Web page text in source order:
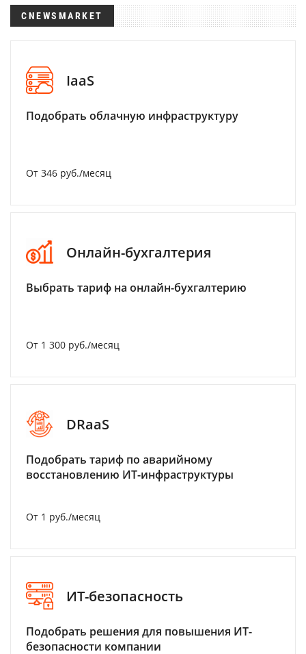
CNEWSMARKET
IaaS
Подобрать облачную инфраструктуру
От 346 руб./месяц
Онлайн-бухгалтерия
Выбрать тариф на онлайн-бухгалтерию
От 1 300 руб./месяц
DRaaS
Подобрать тариф по аварийному
восстановлению ИТ-инфраструктуры
От 1 руб./месяц
ИТ-безопасность
Подобрать решения для повышения ИТ-
безопасности компании